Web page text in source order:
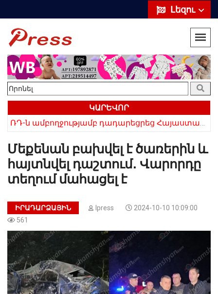
Լեզու
ԿԱՐԵՎՈՐ
Մեքենան բախվել է ծառերին և
հայտնվել դաշտում․ Վարորդը
տեղում մահացել է
ԻՐԱԴԱՐՁԱՅԻՆ Ipress
2024-10-10 10:09:00
561